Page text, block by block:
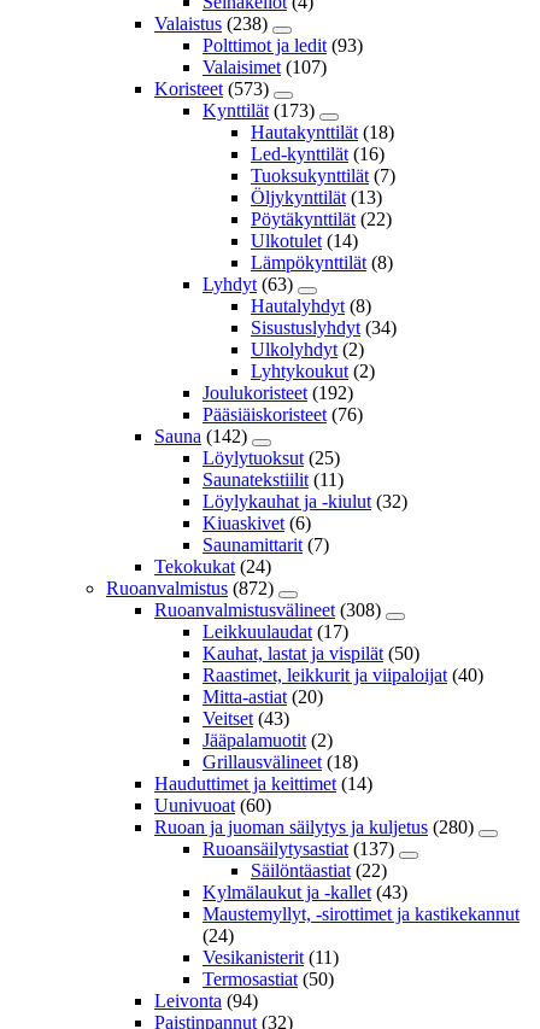
Valaistus (238)
Polttimot ja ledit (93)
Valaisimet (107)
Koristeet (573)
Kynttilät (173)
Hautakynttilät (18)
Led-kynttilät (16)
Tuoksukynttilät (7)
Öljykynttilät (13)
Pöytäkynttilät (22)
Ulkotulet (14)
Lämpökynttilät (8)
Lyhdyt (63)
Hautalyhdyt (8)
Sisustuslyhdyt (34)
Ulkolyhdyt (2)
Lyhtykoukut (2)
Joulukoristeet (192)
Pääsiäiskoristeet (76)
Sauna (142)
Löylytuoksut (25)
Saunatekstiilit (11)
Löylykauhat ja -kiulut (32)
Kiuaskivet (6)
Saunamittarit (7)
Tekokukat (24)
Ruoanvalmistus (872)
Ruoanvalmistusvälineet (308)
Leikkuulaudat (17)
Kauhat, lastat ja vispilät (50)
Raastimet, leikkurit ja viipaloijat (40)
Mitta-astiat (20)
Veitset (43)
Jääpalamuotit (2)
Grillausvälineet (18)
Hauduttimet ja keittimet (14)
Uunivuoat (60)
Ruoan ja juoman säilytys ja kuljetus (280)
Ruoansäilytysastiat (137)
Säilöntäastiat (22)
Kylmälaukut ja -kallet (43)
Maustemyllyt, -sirottimet ja kastikekannut
(24)
Vesikanisterit (11)
Termosastiat (50)
Leivonta (94)
Paistinpannut (32)